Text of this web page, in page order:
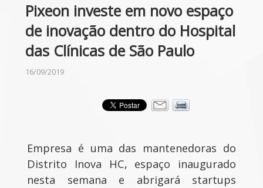
Pixeon investe em novo espaço
de inovação dentro do Hospital
das Clínicas de São Paulo
16/09/2019
Empresa é uma das mantenedoras do
Distrito Inova HC, espaço inaugurado
nesta semana e abrigará startups